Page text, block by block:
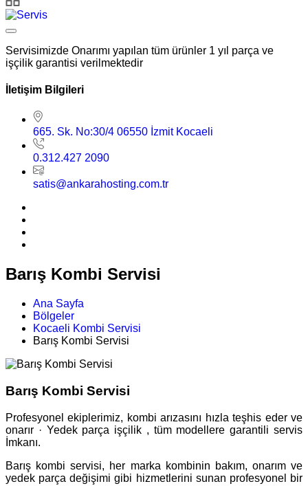
Servisimizde Onarımı yapılan tüm ürünler 1 yıl parça ve
işçilik garantisi verilmektedir
İletişim Bilgileri
665. Sk. No:30/4 06550 İzmit Kocaeli
0.312.427 2090
satis@ankarahosting.com.tr
Barış Kombi Servisi
Ana Sayfa
Bölgeler
Kocaeli Kombi Servisi
Barış Kombi Servisi
Barış Kombi Servisi
Profesyonel ekiplerimiz, kombi arızasını hızla teşhis eder ve
onarır · Yedek parça işçilik , tüm modellere garantili servis
İmkanı.
Barış kombi servisi, her marka kombinin bakım, onarım ve
yedek parça değişimi gibi hizmetlerini sunan profesyonel bir